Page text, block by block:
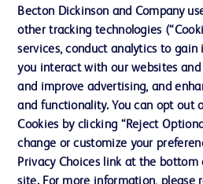
Notre entreprise
Éthique et conformité
Assistance
Nous contacter
Préférences en matière de cookies
Becton Dickinson and Company
other tracking technologies
services, conduct analytics to gain
you interact with our websites and
and improve advertising, and
and functionality. You can opt out
Cookies by clicking “Reject
change or customize your
Privacy Choices link at the bottom